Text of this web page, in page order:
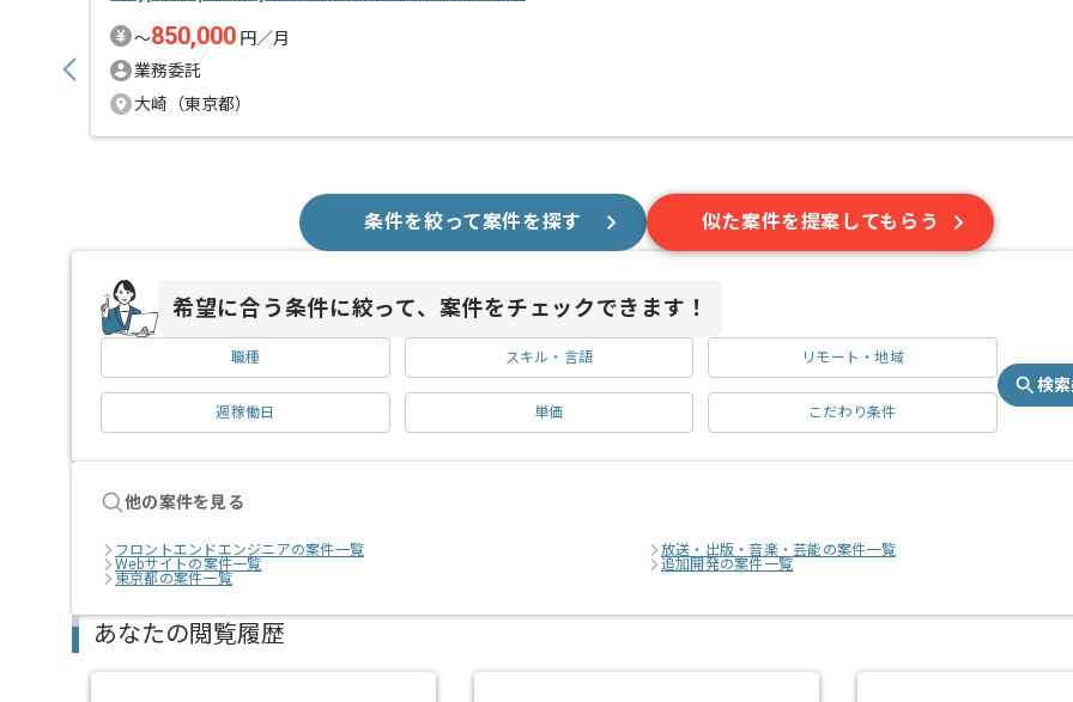
〜850,000 円／月
業務委託
大崎（東京都）
条件を絞って案件を探す 似た案件を提案してもらう
希望に合う条件に絞って、案件をチェックできます！
職種 スキル・言語 リモート・地域
週稼働日 単価 こだわり条件
検
他の案件を見る
フロントエンドエンジニアの案件一覧
放送・出版・音楽・芸能の案件一覧
Webサイトの案件一覧
追加開発の案件一覧
東京都の案件一覧
あなたの閲覧履歴